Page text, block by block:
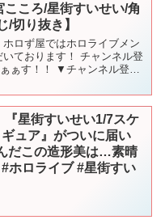
こころ/星街すいせい/角
/切り抜き】
ロず屋ではホロライブメン
ております！ チャンネル登
ぁす！！ ▼チャンネル登録
『星街すいせい1/7スケ
ュア』がついに届い
だこの造形美は…素晴
ホロライブ #星街すい